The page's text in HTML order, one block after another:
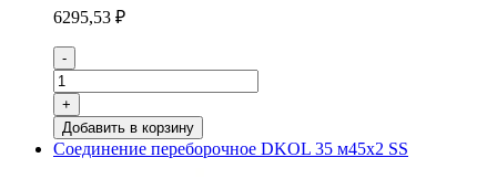
6295,53 ₽
Количество
товара
Соединение
переборочное
DKOL
28
-
+
Добавить в корзину
Соединение переборочное DKOL 35 м45х2 SS